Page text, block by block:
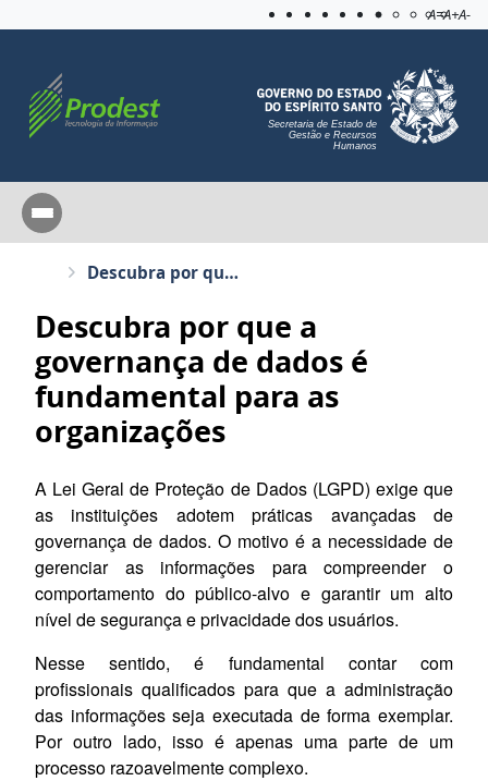
Aplicar
A=A+A-
Secretaria de Estado de
Gestão e Recursos
Humanos
Descubra por que a governança de dados é fundamental para as organizações
Descubra por que a
governança de dados é
fundamental para as
organizações
A Lei Geral de Proteção de Dados (LGPD) exige que
as instituições adotem práticas avançadas de
governança de dados. O motivo é a necessidade de
gerenciar as informações para compreender o
comportamento do público-alvo e garantir um alto
nível de segurança e privacidade dos usuários.
Nesse sentido, é fundamental contar com
profissionais qualificados para que a administração
das informações seja executada de forma exemplar.
Por outro lado, isso é apenas uma parte de um
processo razoavelmente complexo.